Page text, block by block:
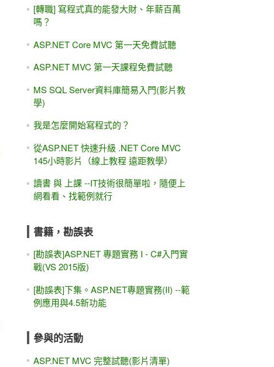
[轉職] 寫程式真的能發大財、年薪百萬
嗎？
ASP.NET Core MVC 第一天免費試聽
ASP.NET MVC 第一天課程免費試聽
MS SQL Server資料庫簡易入門(影片教
學)
我是怎麼開始寫程式的？
從ASP.NET 快速升級 .NET Core MVC
145小時影片（線上教程 遠距教學）
讀書 與 上課 --IT技術很簡單啦，隨便上
網看看、找範例就行
書籍，勘誤表
[勘誤表]ASP.NET 專題實務 I - C#入門實
戰(VS 2015版)
[勘誤表]下集。ASP.NET專題實務(II) --範
例應用與4.5新功能
參與的活動
ASP.NET MVC 完整試聽(影片清單)